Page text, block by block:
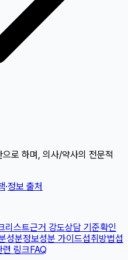
로 하며, 의사/약사의 전문적
·정보 출처
리스트근거 강도상담 기준확인
성분정보성분 가이드섭취방법섭
련 링크FAQ